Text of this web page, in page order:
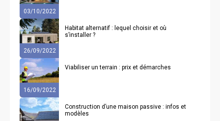
03/10/2022
26/09/2022
Habitat alternatif : lequel choisir et où
s’installer ?
16/09/2022
Viabiliser un terrain : prix et démarches
Construction d’une maison passive : infos et
modèles